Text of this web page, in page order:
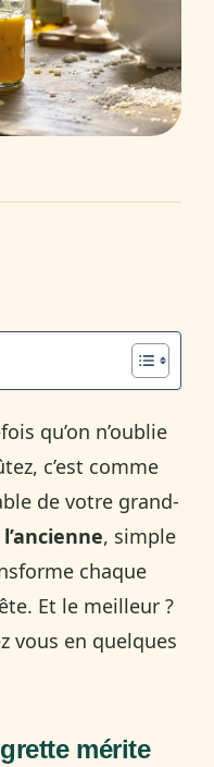
qu’on n’oublie
c’est comme
de votre grand-
, simple
chaque
Et le meilleur ?
vous en quelques
mérite